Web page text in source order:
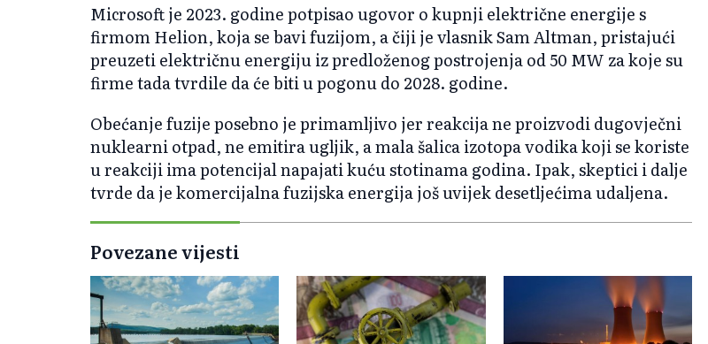
Microsoft je 2023. godine potpisao ugovor o kupnji električne energije s
firmom Helion, koja se bavi fuzijom, a čiji je vlasnik Sam Altman, pristajući
preuzeti električnu energiju iz predloženog postrojenja od 50 MW za koje su
firme tada tvrdile da će biti u pogonu do 2028. godine.
Obećanje fuzije posebno je primamljivo jer reakcija ne proizvodi dugovječni
nuklearni otpad, ne emitira ugljik, a mala šalica izotopa vodika koji se koriste
u reakciji ima potencijal napajati kuću stotinama godina. Ipak, skeptici i dalje
tvrde da je komercijalna fuzijska energija još uvijek desetljećima udaljena.
Povezane vijesti